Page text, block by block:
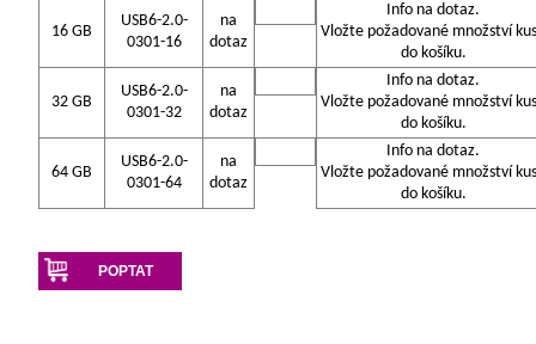
16 GB
USB6-2.0-
0301-16
na
dotaz
Info na dotaz.
Vložte požadované množství
do košíku.
32 GB
USB6-2.0-
0301-32
na
dotaz
Info na dotaz.
Vložte požadované množství
do košíku.
64 GB
USB6-2.0-
0301-64
na
dotaz
Info na dotaz.
Vložte požadované množství
do košíku.
POPTAT